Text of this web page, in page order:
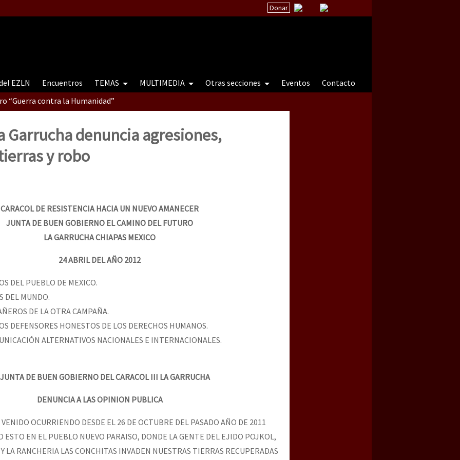
Donar
EZLN Encuentros TEMAS MULTIMEDIA Otras secciones Eventos
Contacto
“Guerra contra la Humanidad”
“Guerra contra a Humanidade”(As populações e a natureza e a natureza sob cerco)
contra a Humanidade” (As populações e a natureza sob cerco)
Virá” se publica no Estado Espanhol
mundo saiba! Nossas lutas pela memória, a justiça e a dignidade
Garrucha denuncia agresiones,
y robo
CARACOL DE RESISTENCIA HACIA UN NUEVO AMANECER
JUNTA DE BUEN GOBIERNO EL CAMINO DEL FUTURO
LA GARRUCHA CHIAPAS MEXICO
24 ABRIL DEL AÑO 2012
DEL PUEBLO DE MEXICO.
DEL MUNDO.
DE LA OTRA CAMPAÑA.
DEFENSORES HONESTOS DE LOS DERECHOS HUMANOS.
ALTERNATIVOS NACIONALES E INTERNACIONALES.
DE BUEN GOBIERNO DEL CARACOL III LA GARRUCHA
DENUNCIA A LAS OPINION PUBLICA
OCURRIENDO DESDE EL 26 DE OCTUBRE DEL PASADO AÑO DE 2011
ESTO EN EL PUEBLO NUEVO PARAISO, DONDE LA GENTE DEL EJIDO POJKOL,
LA RANCHERIA LAS CONCHITAS INVADEN NUESTRAS TIERRAS RECUPERADAS